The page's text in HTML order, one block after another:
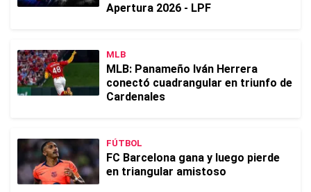
Apertura 2026 - LPF
MLB
MLB: Panameño Iván Herrera
conectó cuadrangular en triunfo de
Cardenales
FÚTBOL
FC Barcelona gana y luego pierde
en triangular amistoso